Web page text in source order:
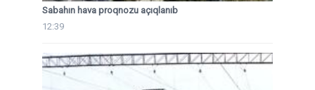
Sabahın hava proqnozu açıqlanıb
12:39